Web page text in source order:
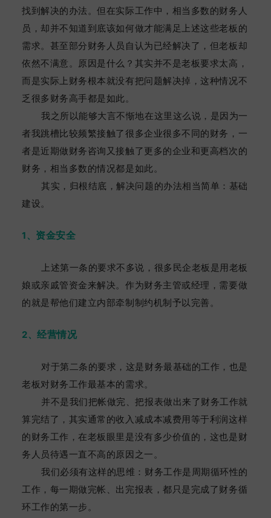
找到解决的办法。但在实际工作中，相当多数的财务人
员，却并不知道到底该如何做才能满足上述这些老板的
需求。甚至部分财务人员自认为已经解决了，但老板却
依然不满意。原因是什么？其实并不是老板要求太高，
而是实际上财务根本就没有把问题解决掉，这种情况不
乏很多财务高手都是如此。
我之所以能够大言不惭地在这里这么说，是因为一
者我跳槽比较频繁接触了很多企业很多不同的财务，一
者是近期做财务咨询又接触了更多的企业和更高档次的
财务，相当多数的情况都是如此。
其实，归根结底，解决问题的办法相当简单：基础
建设。
1、 资金安全
上述第一条的要求不多说，很多民企老板是用老板
娘或亲戚管资金来解决。作为财务主管或经理，需要做
的就是帮他们建立内部牵制制约机制予以完善。
2、经营情况
对于第二条的要求，这是财务最基础的工作，也是
老板对财务工作最基本的需求。
并不是我们把帐做完、把报表做出来了财务工作就
算完结了，其实通常的收入减成本减费用等于利润这样
的财务工作，在老板眼里是没有多少价值的，这也是财
务人员待遇一直不高的原因之一。
我们必须有这样的思维：财务工作是周期循环性的
工作，每一期做完帐、出完报表，都只是完成了财务循
环工作的第一步。